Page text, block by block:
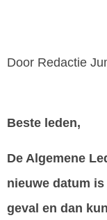
Door Redactie
Beste leden,
De Algemene
nieuwe datum
geval en dan